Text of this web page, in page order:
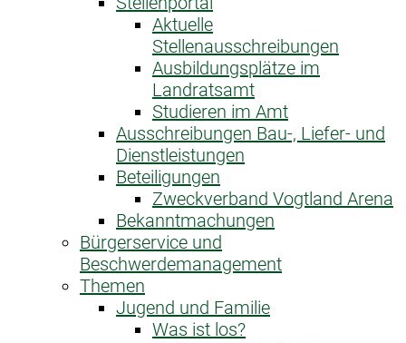
Aktuelle
Stellenausschreibungen
Ausbildungsplätze im
Landratsamt
Studieren im Amt
Ausschreibungen Bau-, Liefer- und
Dienstleistungen
Beteiligungen
Zweckverband Vogtland Arena
Bekanntmachungen
Bürgerservice und
Beschwerdemanagement
Themen
Jugend und Familie
Was ist los?